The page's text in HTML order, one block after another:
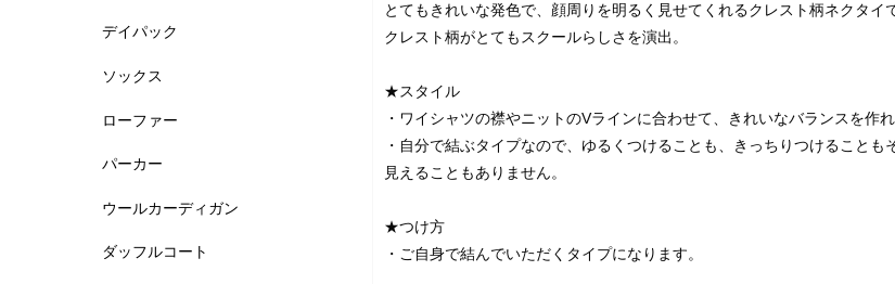
デイパック
ソックス
ローファー
パーカー
ウールカーディガン
ダッフルコート
とてもきれいな発色で、顔周りを明るく見せてくれるクレスト柄ネクタイ
クレスト柄がとてもスクールらしさを演出。
★スタイル
・ワイシャツの襟やニットのVラインに合わせて、きれいなバランスを作
・自分で結ぶタイプなので、ゆるくつけることも、きっちりつけること
見えることもありません。
★つけ方
・ご自身で結んでいただくタイプになります。